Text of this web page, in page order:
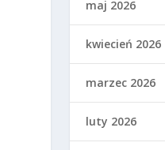
maj 2026
kwiecień 2026
marzec 2026
luty 2026